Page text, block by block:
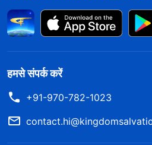
हमसे संपर्क करें
+91-970-782-1023